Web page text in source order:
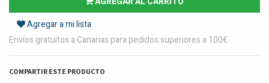
Agregar a mi lista
Envíos gratuitos a Canarias para pedidos superiores a 100€
COMPARTIR ESTE PRODUCTO